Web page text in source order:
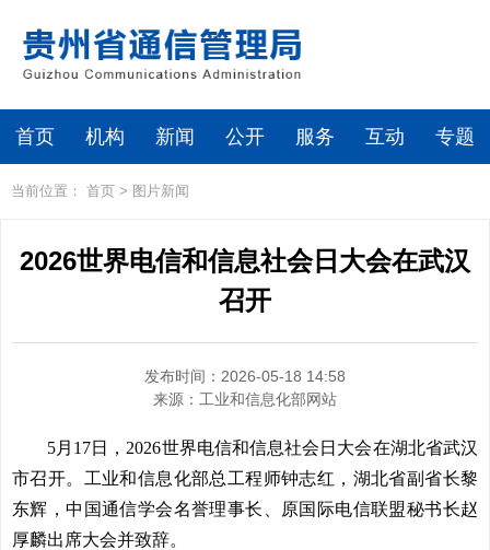
首页 机构 新闻 公开 服务 互动 专题
当前位置： 首页 > 图片新闻
2026世界电信和信息社会日大会在武汉
召开
发布时间：2026-05-18 14:58
来源： 工业和信息化部网站
5月17日，2026世界电信和信息社会日大会在湖北省武汉
市召开。工业和信息化部总工程师钟志红，湖北省副省长黎
东辉，中国通信学会名誉理事长、原国际电信联盟秘书长赵
厚麟出席大会并致辞。